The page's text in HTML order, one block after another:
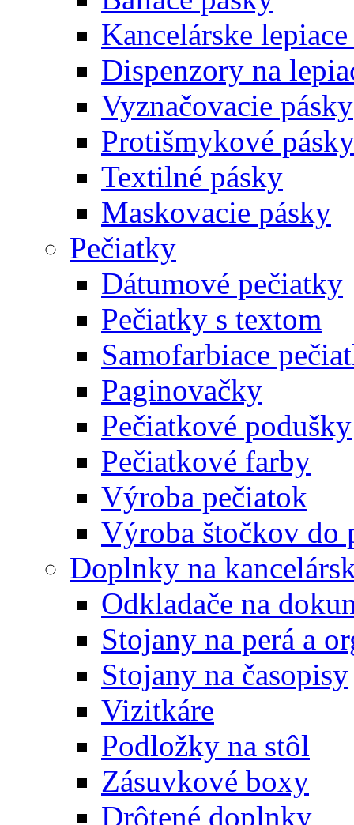
Kancelárske
Dispenzory na
Vyznačovacie pásky
Protišmykové pásky
Textilné pásky
Maskovacie pásky
Pečiatky
Dátumové pečiatky
Pečiatky s textom
Samofarbiace
Paginovačky
Pečiatkové podušky
Pečiatkové farby
Výroba pečiatok
Výroba štočkov do
Doplnky na
Odkladače na
Stojany na perá a
Stojany na časopisy
Vizitkáre
Podložky na stôl
Zásuvkové boxy
Drôtené doplnky